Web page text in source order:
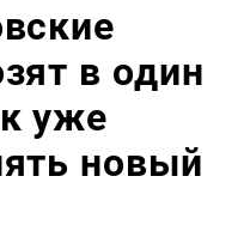
в один
уже
новый